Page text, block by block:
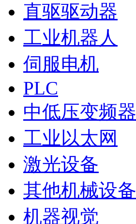
直驱驱动器
工业机器人
伺服电机
PLC
中低压变频器
工业以太网
激光设备
其他机械设备
机器视觉